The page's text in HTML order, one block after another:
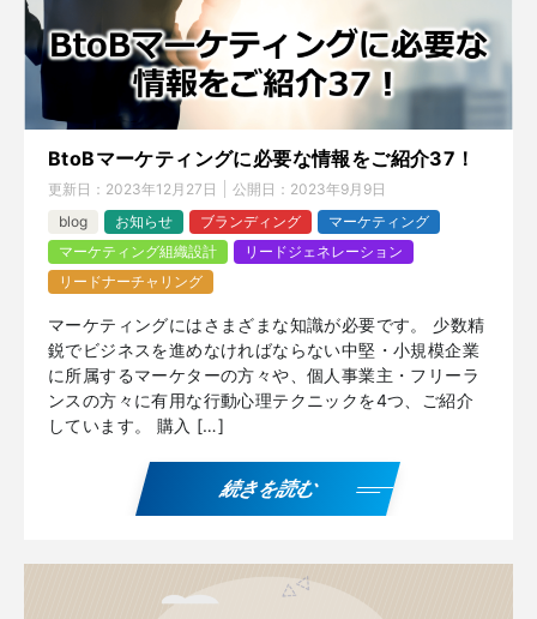
BtoBマーケティングに必要な情報をご紹介37！
更新日： 2023年12月27日 公開日： 2023年9月9日
blog
お知らせ ブランディング
マーケティング
マーケティング組織設計
リードジェネレーション
リードナーチャリング
マーケティングにはさまざまな知識が必要です。 少数精
鋭でビジネスを進めなければならない中堅・小規模企業
に所属するマーケターの方々や、個人事業主・フリーラ
ンスの方々に有用な行動心理テクニックを4つ、ご紹介
しています。 購入 […]
続きを読む